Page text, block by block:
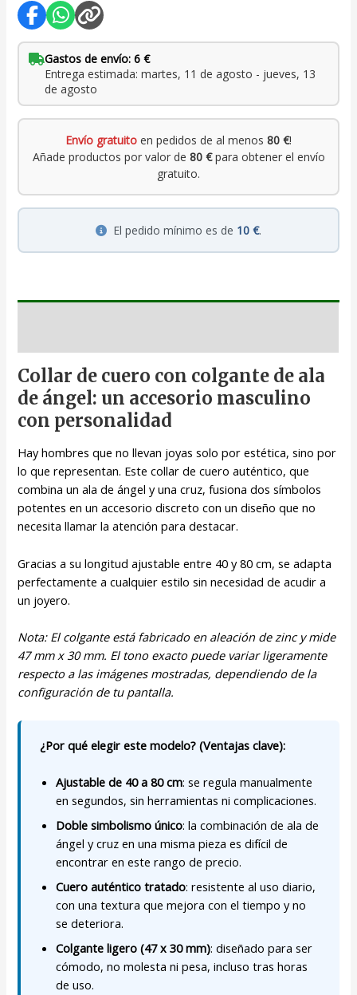
Gastos de envío: 6 €
Entrega estimada: martes, 11 de agosto - jueves, 13
de agosto
Envío gratuito en pedidos de al menos 80 €!
Añade productos por valor de 80 €para obtener el envío
gratuito.
El pedido mínimo es de 10 €.
Collar de cuero con colgante de ala
de ángel: un accesorio masculino
con personalidad
Hay hombres que no llevan joyas solo por estética, sino por
lo que representan. Este collar de cuero auténtico, que
combina un ala de ángel y una cruz, fusiona dos símbolos
potentes en un accesorio discreto con un diseño que no
necesita llamar la atención para destacar.
Gracias a su longitud ajustable entre 40 y 80 cm, se adapta
perfectamente a cualquier estilo sin necesidad de acudir a
un joyero.
Nota: El colgante está fabricado en aleación de zinc y mide
47 mm x 30 mm. El tono exacto puede variar ligeramente
respecto a las imágenes mostradas, dependiendo de la
configuración de tu pantalla.
¿Por qué elegir este modelo? (Ventajas clave):
Ajustable de 40 a 80 cm: se regula manualmente
en segundos, sin herramientas ni complicaciones.
Doble simbolismo único: la combinación de ala de
ángel y cruz en una misma pieza es difícil de
encontrar en este rango de precio.
Cuero auténtico tratado: resistente al uso diario,
con una textura que mejora con el tiempo y no
se deteriora.
Colgante ligero (47 x 30 mm): diseñado para ser
cómodo, no molesta ni pesa, incluso tras horas
de uso.